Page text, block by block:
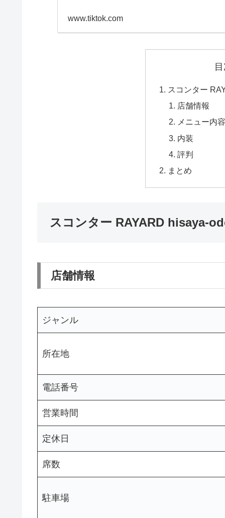
www.tiktok.com
スコンター
店舗情報
メニュー内
内装
評判
まとめ
スコンター RAYARD hisaya-
店舗情報
ジャンル
所在地
電話番号
営業時間
定休日
席数
駐車場